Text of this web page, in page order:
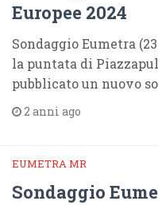
Europee 2024
Sondaggio Eumetra
la puntata di
pubblicato un nuovo
2 anni ago
EUMETRA MR
Sondaggio